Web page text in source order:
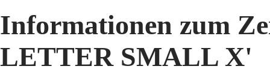
Informationen zum
LETTER SMALL X'